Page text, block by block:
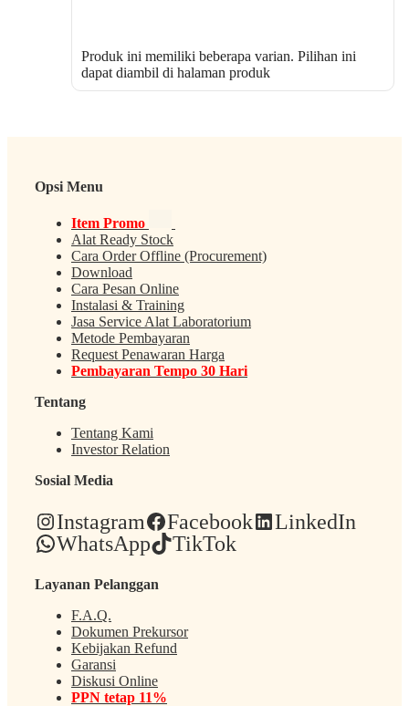
Produk ini memiliki beberapa varian. Pilihan ini
dapat diambil di halaman produk
Opsi Menu
Item Promo
Alat Ready Stock
Cara Order Offline (Procurement)
Download
Cara Pesan Online
Instalasi & Training
Jasa Service Alat Laboratorium
Metode Pembayaran
Request Penawaran Harga
Pembayaran Tempo 30 Hari
Tentang
Tentang Kami
Investor Relation
Sosial Media
Instagram Facebook
LinkedIn
WhatsApp
TikTok
Layanan Pelanggan
F.A.Q.
Dokumen Prekursor
Kebijakan Refund
Garansi
Diskusi Online
PPN tetap 11%